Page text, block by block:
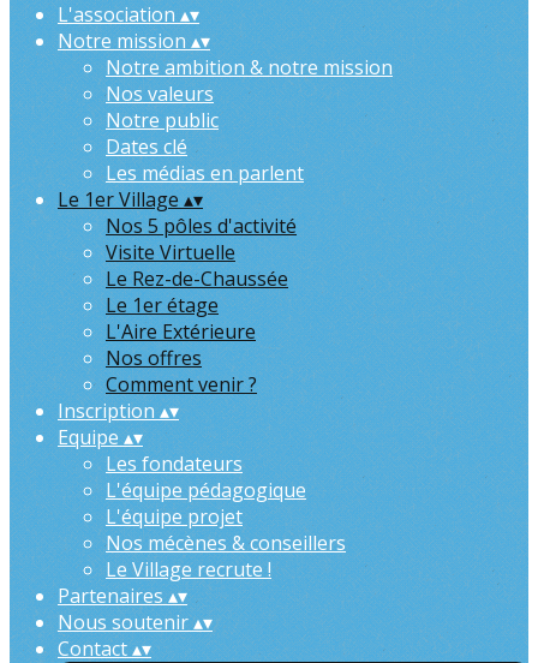
L'association▴▾
Notre mission▴▾
Notre ambition & notre mission
Nos valeurs
Notre public
Dates clé
Les médias en parlent
Le 1er Village▴▾
Nos 5 pôles d'activité
Visite Virtuelle
Le Rez-de-Chaussée
Le 1er étage
L'Aire Extérieure
Nos offres
Comment venir ?
Inscription▴▾
Equipe▴▾
Les fondateurs
L'équipe pédagogique
L'équipe projet
Nos mécènes & conseillers
Le Village recrute !
Partenaires▴▾
Nous soutenir▴▾
Contact▴▾